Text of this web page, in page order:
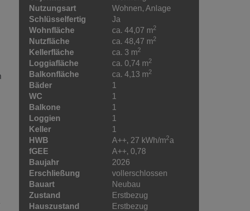
Nutzungsart
Wohnen Anlage
Schlüsselfertig
Ja
Wohnfläche
ca. 44,07 m2
Nutzfläche ca. 48,47 m2
Kellerfläche ca. 3 m2
Loggiafläche ca. 0,74 m2
Balkonfläche ca. 4,13 m2
Bäder
1
WC
1
Balkone
1
Loggien
1
Keller
1
HWB
A++, 27 kWh/m2a
fGEE
A++, 0,78
Baujahr
2026
Erschließung
vollerschlossen
Bauart
Neubau
Zustand
Erstbezug
Hauszustand
Erstbezug